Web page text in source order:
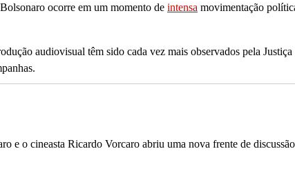
ocorre em um momento de intensa movimentação
audiovisual têm sido cada vez mais observados pela
e o cineasta Ricardo Vorcaro abriu uma nova frente de